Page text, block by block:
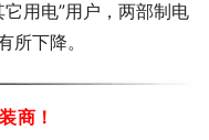
用电”用户，两部制电
所下降。
商！